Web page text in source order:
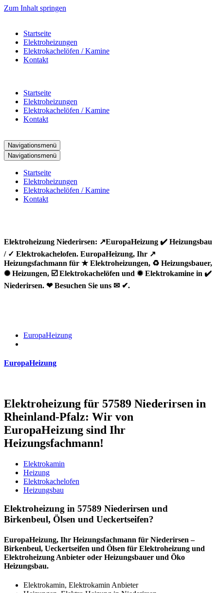
Zum Inhalt springen
Startseite
Elektroheizungen
Elektrokachelöfen / Kamine
Kontakt
Startseite
Elektroheizungen
Elektrokachelöfen / Kamine
Kontakt
Navigationsmenü
Navigationsmenü
Startseite
Elektroheizungen
Elektrokachelöfen / Kamine
Kontakt
Elektroheizung Niederirsen: ↗️EuropaHeizung ✔️ Heizungsbau
/ ✓ Elektrokachelofen. EuropaHeizung, Ihr ↗️
Heizungsfachmann für ★ Elektroheizungen, ♻ Heizungsbauer,
✺ Heizungen, ☑️ Elektrokachelöfen und ✹ Elektrokamine in ✔️
Niederirsen. ❤ Besuchen Sie uns ✉ ✔.
EuropaHeizung
EuropaHeizung
Elektroheizung für 57589 Niederirsen in
Rheinland-Pfalz: Wir von
EuropaHeizung sind Ihr
Heizungsfachmann!
Elektrokamin
Heizung
Elektrokachelofen
Heizungsbau
Elektroheizung in 57589 Niederirsen und
Birkenbeul, Ölsen und Ueckertseifen?
EuropaHeizung, Ihr Heizungsfachmann für Niederirsen –
Birkenbeul, Ueckertseifen und Ölsen für Elektroheizung und
Elektroheizung Anbieter oder Heizungsbauer und Öko
Heizungsbau.
Elektrokamin, Elektrokamin Anbieter